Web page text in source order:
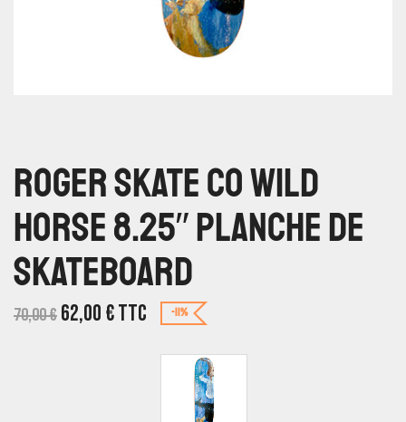
Roger Skate Co Wild
Horse 8.25″ Planche De
Skateboard
70,00€ 62,00€TTC -11%